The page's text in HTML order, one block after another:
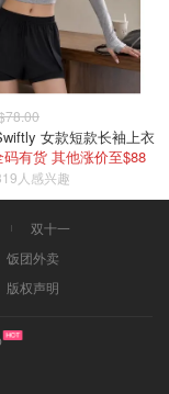
女款短款长袖上衣
有货 其他涨价至$88
人感兴趣
双十一
饭团外卖
版权声明